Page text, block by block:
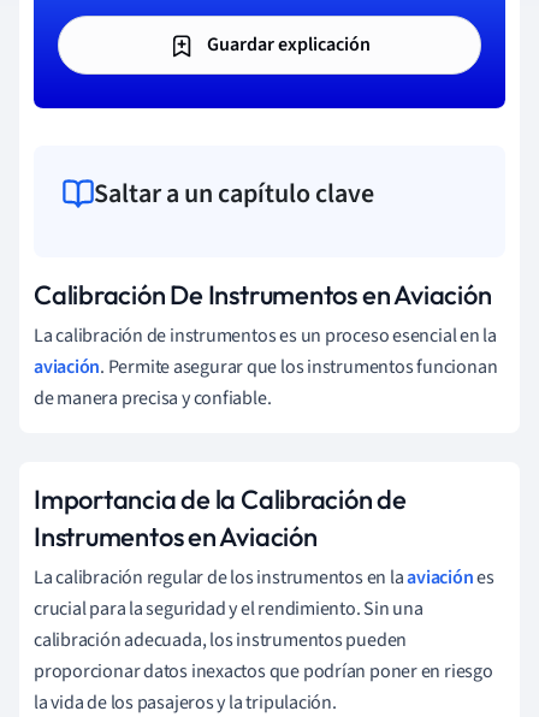
Guardar explicación
Saltar a un capítulo clave
Calibración De Instrumentos en Aviación
La calibración de instrumentos es un proceso esencial en la
aviación. Permite asegurar que los instrumentos funcionan
de manera precisa y confiable.
Importancia de la Calibración de
Instrumentos en Aviación
La calibración regular de los instrumentos en laaviaciónes
crucial para la seguridad y el rendimiento. Sin una
calibración adecuada, los instrumentos pueden
proporcionar datos inexactos que podrían poner en riesgo
la vida de los pasajeros y la tripulación.